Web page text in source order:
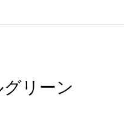
リーン